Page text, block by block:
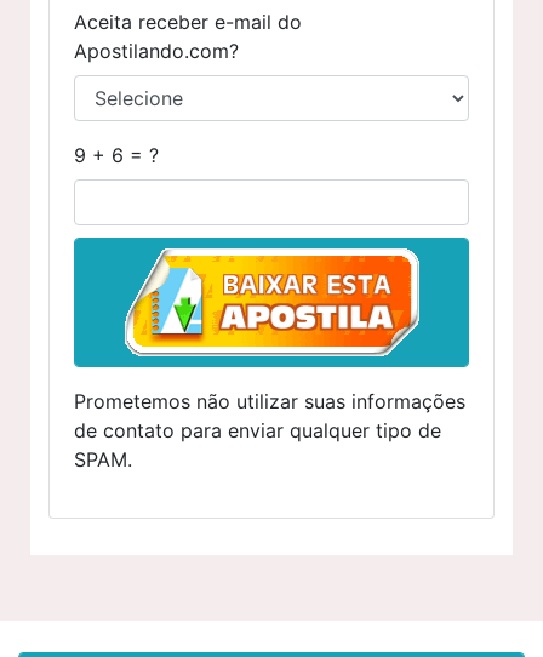
Aceita receber e-mail do
Apostilando.com?
9 + 6 = ?
Prometemos não utilizar suas informações
de contato para enviar qualquer tipo de
SPAM.